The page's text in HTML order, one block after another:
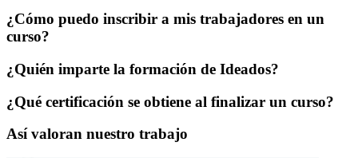
¿Cómo puedo inscribir a mis trabajadores en un
curso?
¿Quién imparte la formación de Ideados?
¿Qué certificación se obtiene al finalizar un curso?
Así valoran nuestro trabajo